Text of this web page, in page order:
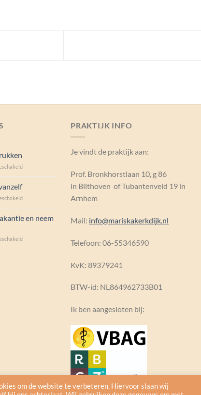
voor
voor
vanzelf
en neem
voor
PRAKTIJK INFO
Je vindt de praktijk aan:
Prof. Bronkhorstlaan 10, g 86
in Bilthoven of Tubantenveld 19 in
Arnhem
Mail: info@mariskakerkdijk.nl
Telefoon: 06-55346590
KvK: 89379241
BTW-id: NL864962733B01
Ik ben aangesloten bij:
om de website te verbeteren. Hiervoor slaan wij